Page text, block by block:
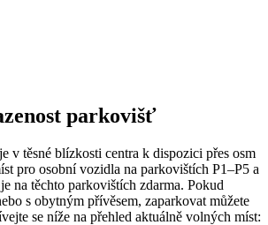
parkovišť
v těsné blízkosti centra k dispozici přes osm
pro osobní vozidla na parkovištích P1–P5 a
na těchto parkovištích zdarma. Pokud
s obytným přívěsem, zaparkovat můžete
se níže na přehled aktuálně volných míst: